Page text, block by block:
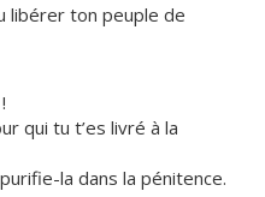
libérer ton peuple de
qui tu t’es livré à la
la dans la pénitence.